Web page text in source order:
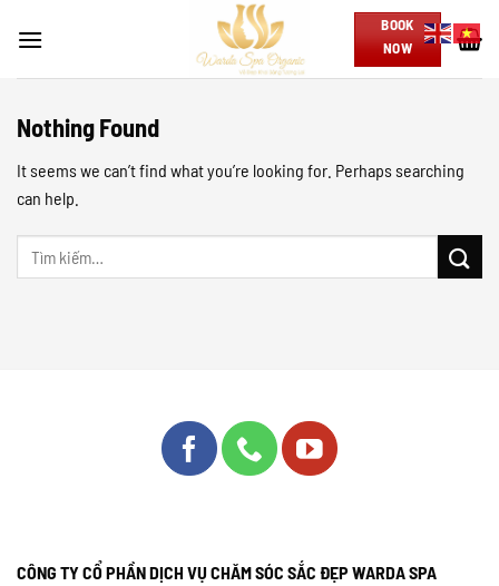
BOOK
NOW
Nothing Found
It seems we can’t find what you’re looking for. Perhaps searching
can help.
CÔNG TY CỔ PHẦN DỊCH VỤ CHĂM SÓC SẮC ĐẸP WARDA SPA